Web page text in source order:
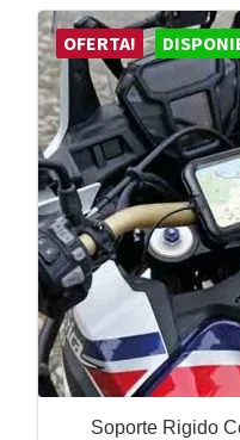
OFERTA!
Soporte Rigido